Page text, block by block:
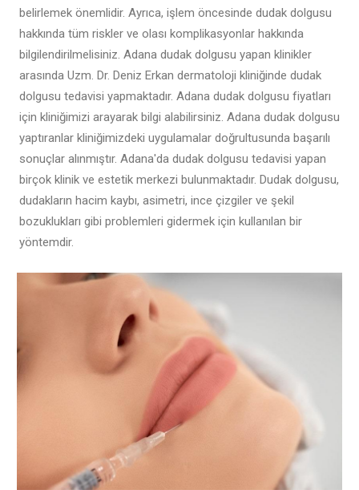
belirlemek önemlidir. Ayrıca, işlem öncesinde dudak dolgusu
hakkında tüm riskler ve olası komplikasyonlar hakkında
bilgilendirilmelisiniz. Adana dudak dolgusu yapan klinikler
arasında Uzm. Dr. Deniz Erkan dermatoloji kliniğinde dudak
dolgusu tedavisi yapmaktadır. Adana dudak dolgusu fiyatları
için kliniğimizi arayarak bilgi alabilirsiniz. Adana dudak dolgusu
yaptıranlar kliniğimizdeki uygulamalar doğrultusunda başarılı
sonuçlar alınmıştır. Adana'da dudak dolgusu tedavisi yapan
birçok klinik ve estetik merkezi bulunmaktadır. Dudak dolgusu,
dudakların hacim kaybı, asimetri, ince çizgiler ve şekil
bozuklukları gibi problemleri gidermek için kullanılan bir
yöntemdir.